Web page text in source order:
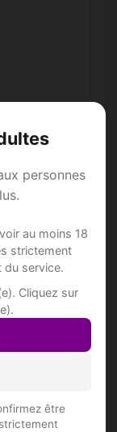
personnes
au moins 18
strictement
du service.
Cliquez sur
être